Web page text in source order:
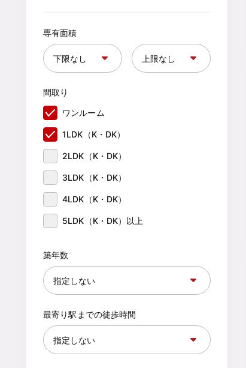
専有面積
間取り
ワンルーム
1LDK（K・DK）
2LDK（K・DK）
3LDK（K・DK）
4LDK（K・DK）
5LDK（K・DK）以上
築年数
最寄り駅までの徒歩時間